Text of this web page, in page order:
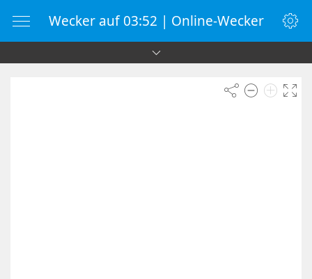
Wecker auf 03:52 | Online-Wecker